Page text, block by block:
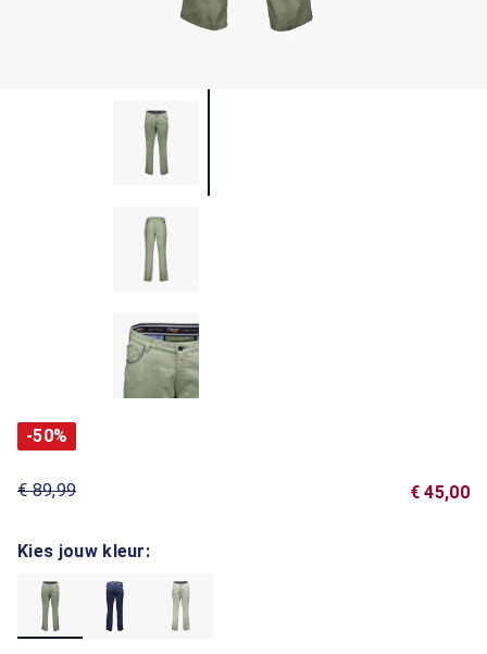
-50%
€ 89,99 € 45,00
Kies jouw kleur: